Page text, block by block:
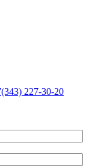
227-30-20